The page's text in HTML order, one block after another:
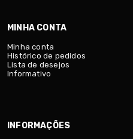
MINHA CONTA
Minha conta
Histórico de pedidos
Lista de desejos
Informativo
INFORMAÇÕES